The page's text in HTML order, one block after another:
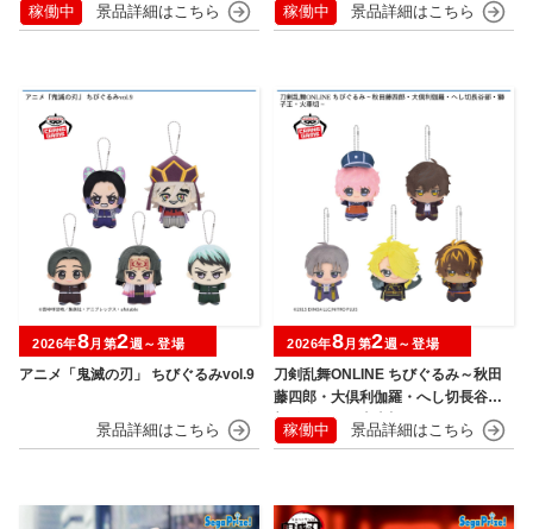
稼働中 稼働中
アニメ「鬼滅の刃」 ちびぐるみvol.9
2026年8月第2週～登場
刀剣乱舞ONLINE ちびぐるみ～秋田
藤四郎・大倶利伽羅・へし切長谷
部・獅子王・火車切～
2026年8月第2週～登場
稼働中